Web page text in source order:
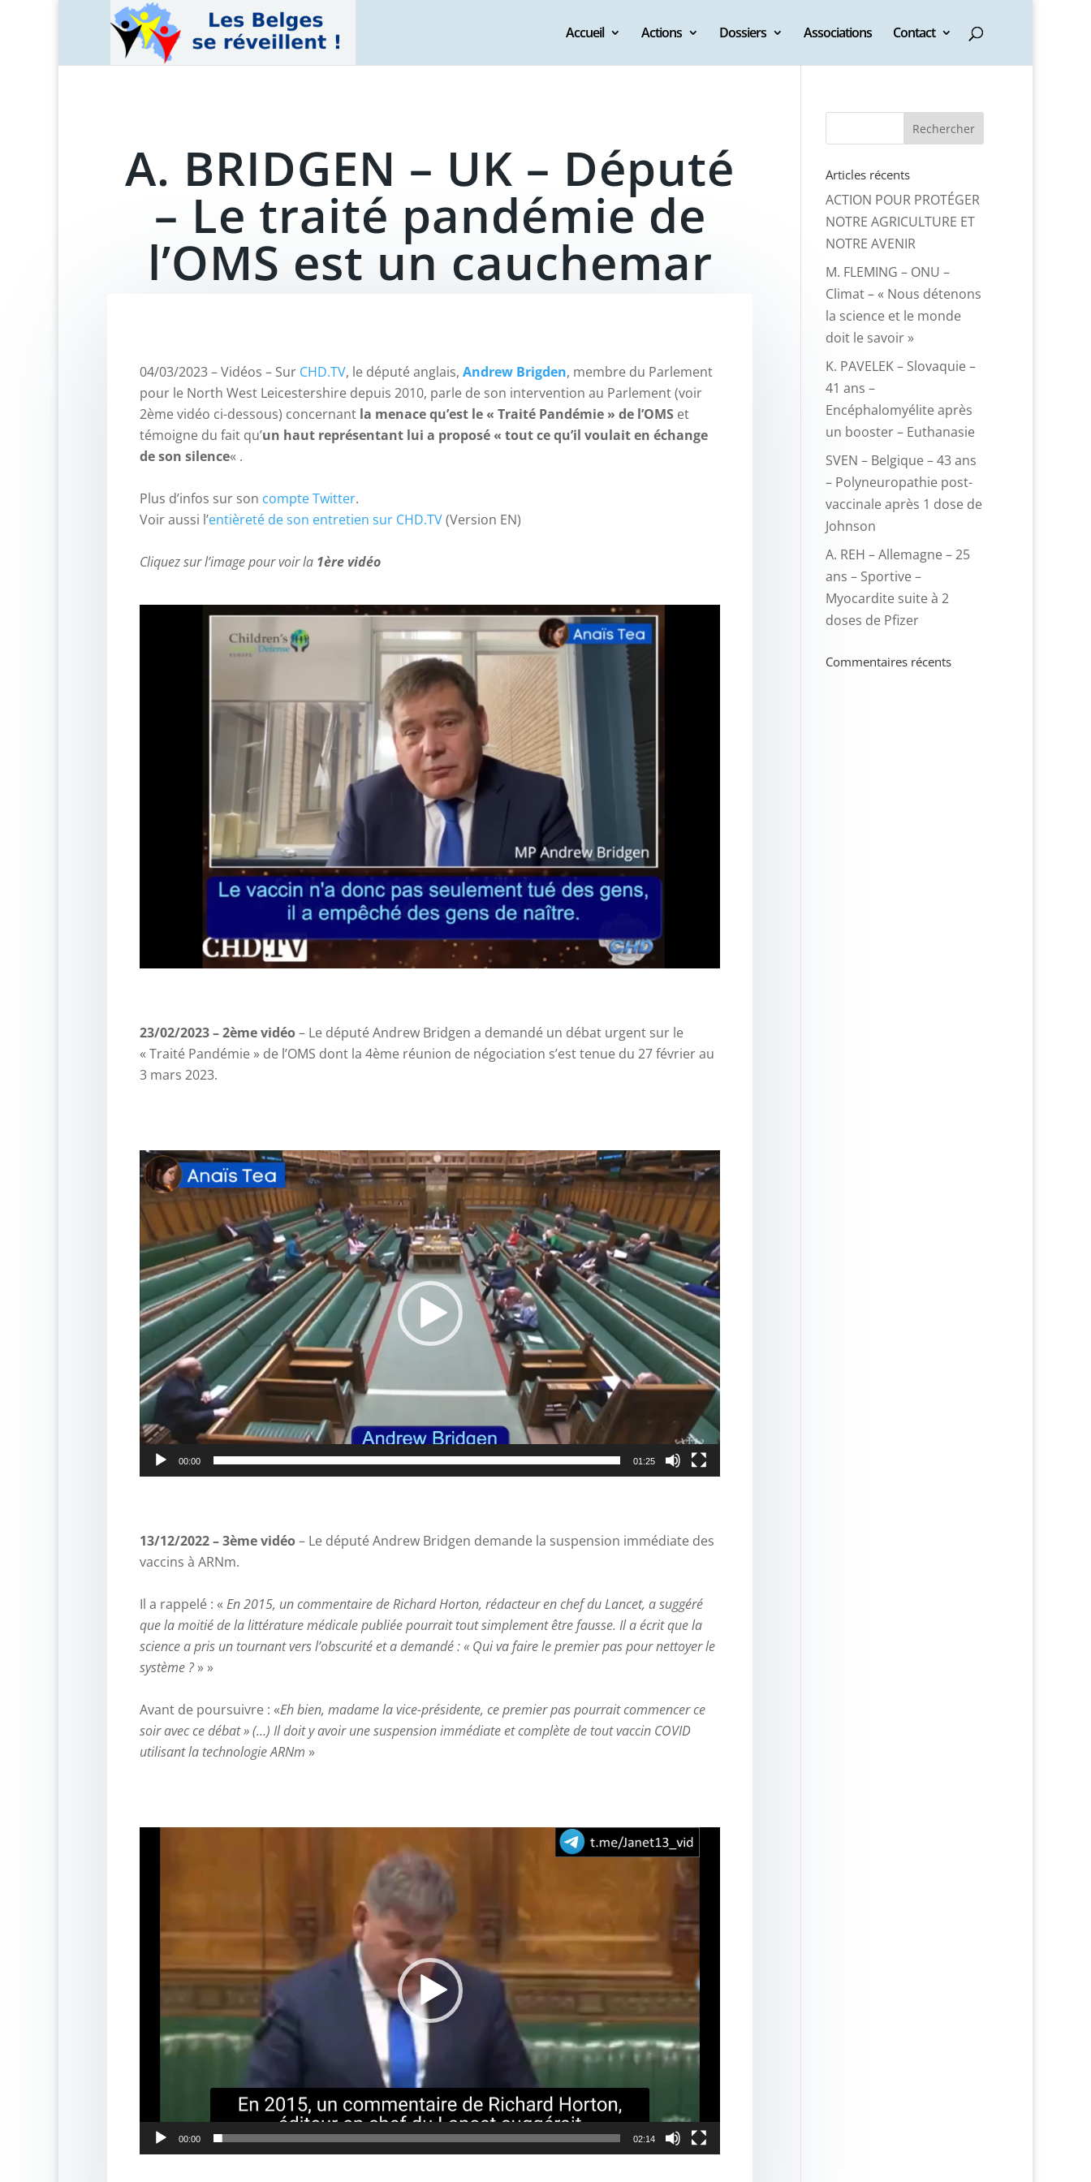
Accueil Actions Dossiers Associations Contact
A. BRIDGEN – UK – Député
– Le traité pandémie de
l’OMS est un cauchemar
04/03/2023 – Vidéos – Sur CHD.TV, le député anglais, Andrew Brigden, membre du Parlement
pour le North West Leicestershire depuis 2010, parle de son intervention au Parlement (voir
2ème vidéo ci-dessous) concernant la menace qu’est le « Traité Pandémie » de l’OMS et
témoigne du fait qu’un haut représentant lui a proposé « tout ce qu’il voulait en échange
de son silence« .
Plus d’infos sur son compte Twitter.
Voir aussi l’entièreté de son entretien sur CHD.TV(Version EN)
Cliquez sur l’image pour voir la 1ère vidéo
23/02/2023 – 2ème vidéo– Le député Andrew Bridgen a demandé un débat urgent sur le
« Traité Pandémie » de l’OMS dont la 4ème réunion de négociation s’est tenue du 27 février au
3 mars 2023.
Lecteur
vidéo
00:00 01:25
13/12/2022 – 3ème vidéo– Le député Andrew Bridgen demande la suspension immédiate des
vaccins à ARNm.
Il a rappelé : « En 2015, un commentaire de Richard Horton, rédacteur en chef du Lancet, a suggéré
que la moitié de la littérature médicale publiée pourrait tout simplement être fausse. Il a écrit que la
science a pris un tournant vers l’obscurité et a demandé : « Qui va faire le premier pas pour nettoyer le
système ?» »
Avant de poursuivre : «Eh bien, madame la vice-présidente, ce premier pas pourrait commencer ce
soir avec ce débat » (…) Il doit y avoir une suspension immédiate et complète de tout vaccin COVID
utilisant la technologie ARNm »
00:00 02:14
Articles récents
ACTION POUR PROTÉGER
NOTRE AGRICULTURE ET
NOTRE AVENIR
M. FLEMING – ONU –
Climat – « Nous détenons
la science et le monde
doit le savoir »
K. PAVELEK – Slovaquie –
41 ans –
Encéphalomyélite après
un booster – Euthanasie
SVEN – Belgique – 43 ans
– Polyneuropathie post-
vaccinale après 1 dose de
Johnson
A. REH – Allemagne – 25
ans – Sportive –
Myocardite suite à 2
doses de Pfizer
Commentaires récents